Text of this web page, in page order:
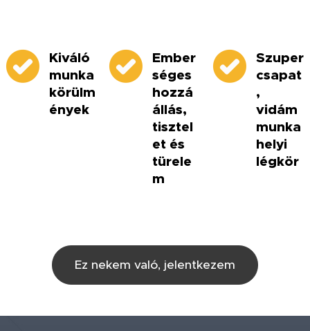
Kiváló
munka
körülm
ények
Ember
séges
hozzá
állás,
tisztel
et és
türele
m
Szuper
csapat
,
vidám
munka
helyi
légkör
Ez nekem való, jelentkezem